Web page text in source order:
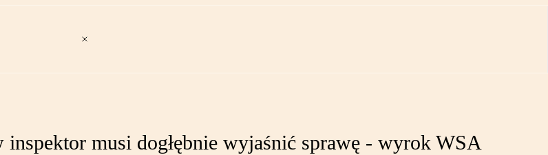
musi dogłębnie wyjaśnić sprawę - wyrok WSA